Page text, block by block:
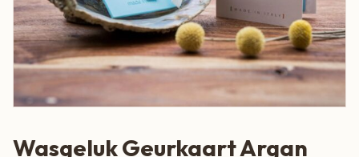
Wasgeluk Geurkaart Argan